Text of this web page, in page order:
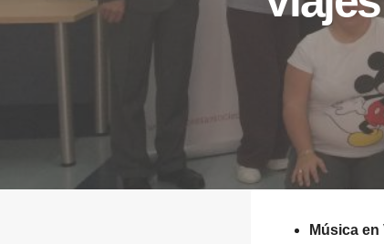
Música